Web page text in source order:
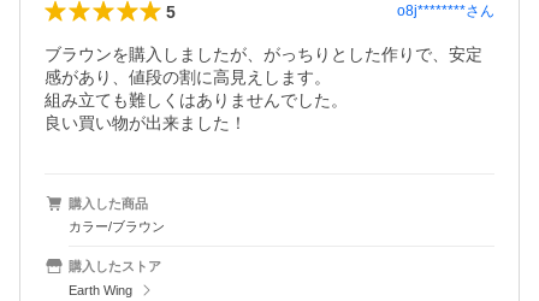
5 o8j********さん
ブラウンを購入しましたが、がっちりとした作りで、安定
感があり、値段の割に高見えします。
組み立ても難しくはありませんでした。
良い買い物が出来ました！
購入した商品
カラー/ブラウン
購入したストア
Earth Wing